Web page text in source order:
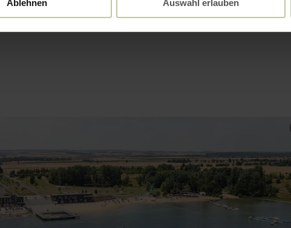
Ablehnen Auswahl erlauben